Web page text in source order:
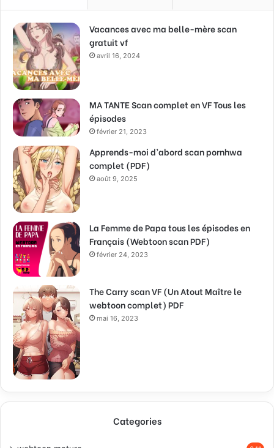
Vacances avec ma belle-mère scan
gratuit vf
avril 16, 2024
MA TANTE Scan complet en VF Tous les
épisodes
février 21, 2023
Apprends-moi d’abord scan pornhwa
complet (PDF)
août 9, 2025
La Femme de Papa tous les épisodes en
Français (Webtoon scan PDF)
février 24, 2023
The Carry scan VF (Un Atout Maître le
webtoon complet) PDF
mai 16, 2023
Categories